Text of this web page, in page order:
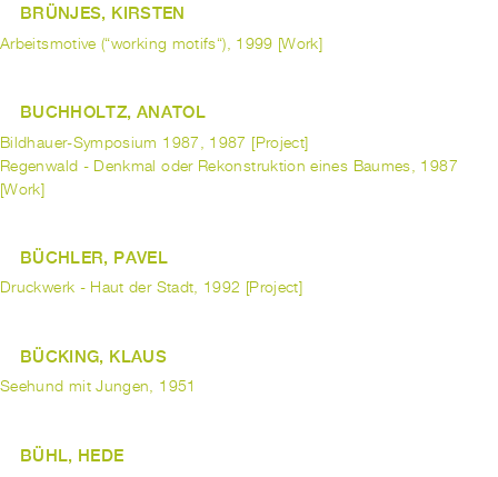
BRÜNJES, KIRSTEN
Arbeitsmotive (“working motifs“), 1999 [Work]
BUCHHOLTZ, ANATOL
Bildhauer-Symposium 1987, 1987 [Project]
Regenwald - Denkmal oder Rekonstruktion eines Baumes, 1987
[Work]
BÜCHLER, PAVEL
Druckwerk - Haut der Stadt, 1992 [Project]
BÜCKING, KLAUS
Seehund mit Jungen, 1951
BÜHL, HEDE